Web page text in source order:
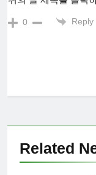
0 Reply
Related